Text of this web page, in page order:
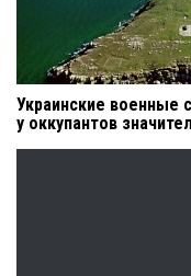
Украинские военные
у оккупантов